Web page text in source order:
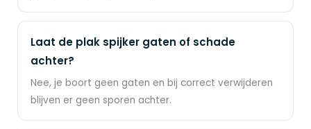
Laat de plak spijker gaten of schade
achter?
Nee, je boort geen gaten en bij correct verwijderen
blijven er geen sporen achter.